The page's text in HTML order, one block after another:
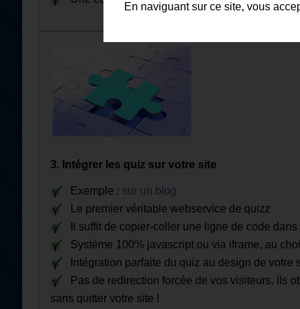
3. Intégrer les quiz sur votre site
Exemple : sur un blog
Le premier véritable webservice de quizz
Il suffit de copier-coller une ligne de code
Système 100% javascript ou via iframe, au
Intégration parfaite du quiz au design de votre
Pas de redirection forcée de vos visiteurs, ils
sans quitter votre site !
En naviguant sur ce site, vous